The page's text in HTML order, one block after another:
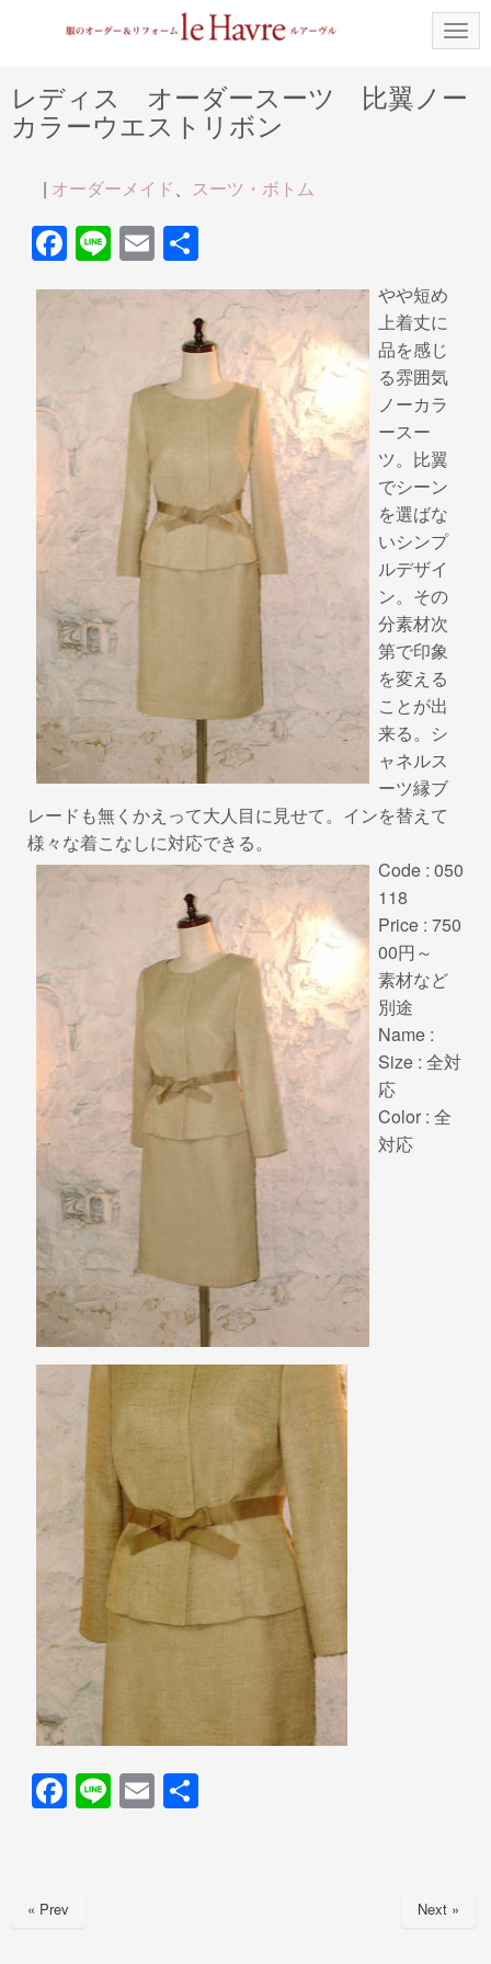
N
a
g
レディス オーダースーツ 比翼ノー
カラーウエストリボン
| オーダーメイド、 スーツ・ボトム
F
a
c
e
o
o
k
Li
n
e
E
m
ail
有
やや短め
上着丈に
品を感じ
る雰囲気
ノーカラ
ースー
ツ。比翼
でシーン
を選ばな
いシンプ
ルデザイ
ン。その
分素材次
第で印象
を変える
ことが出
来る。シ
ャネルス
ーツ縁ブ
レードも無くかえって大人目に見せて。インを替えて
様々な着こなしに対応できる。
Code : 050
118
Price : 750
00円～
素材など
別途
Name :
Size : 全対
応
Color : 全
対応
F
a
e
Li
n
E
m
« Prev Next »